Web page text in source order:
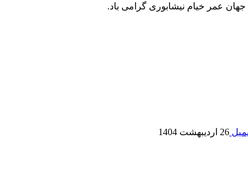
26 اردیبهشت 1404